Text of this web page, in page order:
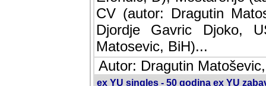
CV (autor: Dragutin
Djordje Gavric Djoko,
Matosevic, BiH)...
Autor: Dragutin
ex YU singles - 50 godina ex YU